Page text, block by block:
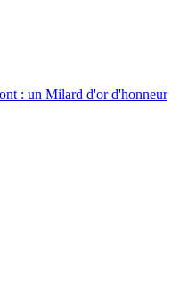
: un Milard d'or d'honneur